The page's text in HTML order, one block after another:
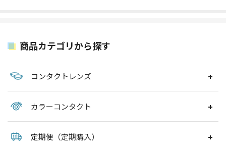
商品カテゴリから探す
コンタクトレンズ
カラーコンタクト
定期便（定期購入）